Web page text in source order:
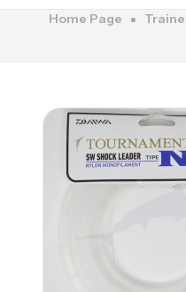
Home Page Traine